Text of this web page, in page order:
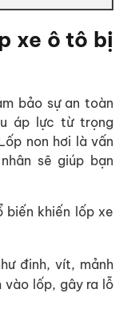
xe ô tô bị
bảo sự an toàn
áp lực từ trọng
non hơi là vấn
sẽ giúp bạn
biến khiến lốp xe
đinh, vít, mảnh
lốp, gây ra lỗ